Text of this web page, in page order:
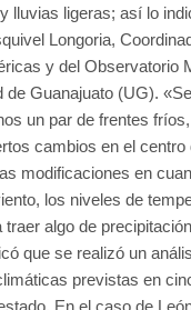
lluvias ligeras; así lo
Longoria,
y del Observatorio
de Guanajuato (UG).
un par de frentes
cambios en el centro
modificaciones en
los niveles de
traer algo de
que se realizó un
previstas en